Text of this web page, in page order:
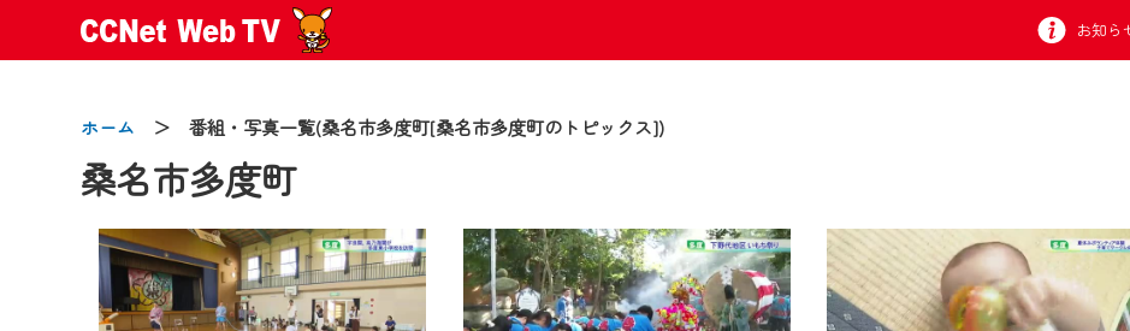
お知ら
ホーム ＞ 番組・写真一覧(桑名市多度町[桑名市多度町のトピックス])
桑名市多度町
2024/09/02
動画配信サービス『CCNet Web TV』は2024年9月24日からリニューアルします！